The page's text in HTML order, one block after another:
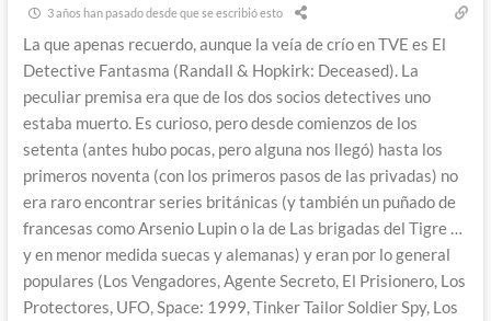
3 años han pasado desde que se escribió esto
La que apenas recuerdo, aunque la veía de crío en TVE es El
Detective Fantasma (Randall & Hopkirk: Deceased). La
peculiar premisa era que de los dos socios detectives uno
estaba muerto. Es curioso, pero desde comienzos de los
setenta (antes hubo pocas, pero alguna nos llegó) hasta los
primeros noventa (con los primeros pasos de las privadas) no
era raro encontrar series británicas (y también un puñado de
francesas como Arsenio Lupin o la de Las brigadas del Tigre …
y en menor medida suecas y alemanas) y eran por lo general
populares (Los Vengadores, Agente Secreto, El Prisionero, Los
Protectores, UFO, Space: 1999, Tinker Tailor Soldier Spy, Los